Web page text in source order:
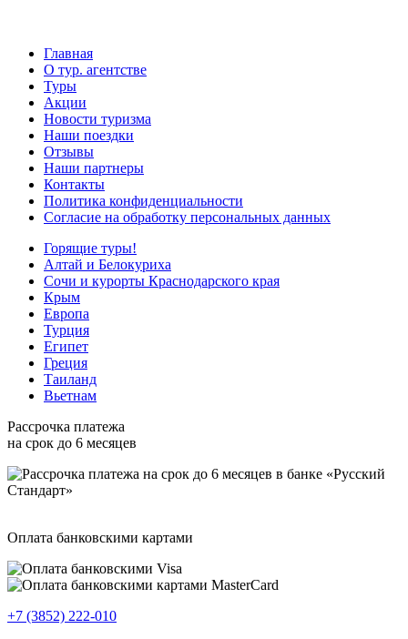
Главная
О тур. агентстве
Туры
Акции
Новости туризма
Наши поездки
Отзывы
Наши партнеры
Контакты
Политика конфиденциальности
Согласие на обработку персональных данных
Горящие туры!
Алтай и Белокуриха
Сочи и курорты Краснодарского края
Крым
Европа
Турция
Египет
Греция
Таиланд
Вьетнам
Рассрочка платежа
на срок до 6 месяцев
Оплата банковскими картами
+7 (3852) 222-010